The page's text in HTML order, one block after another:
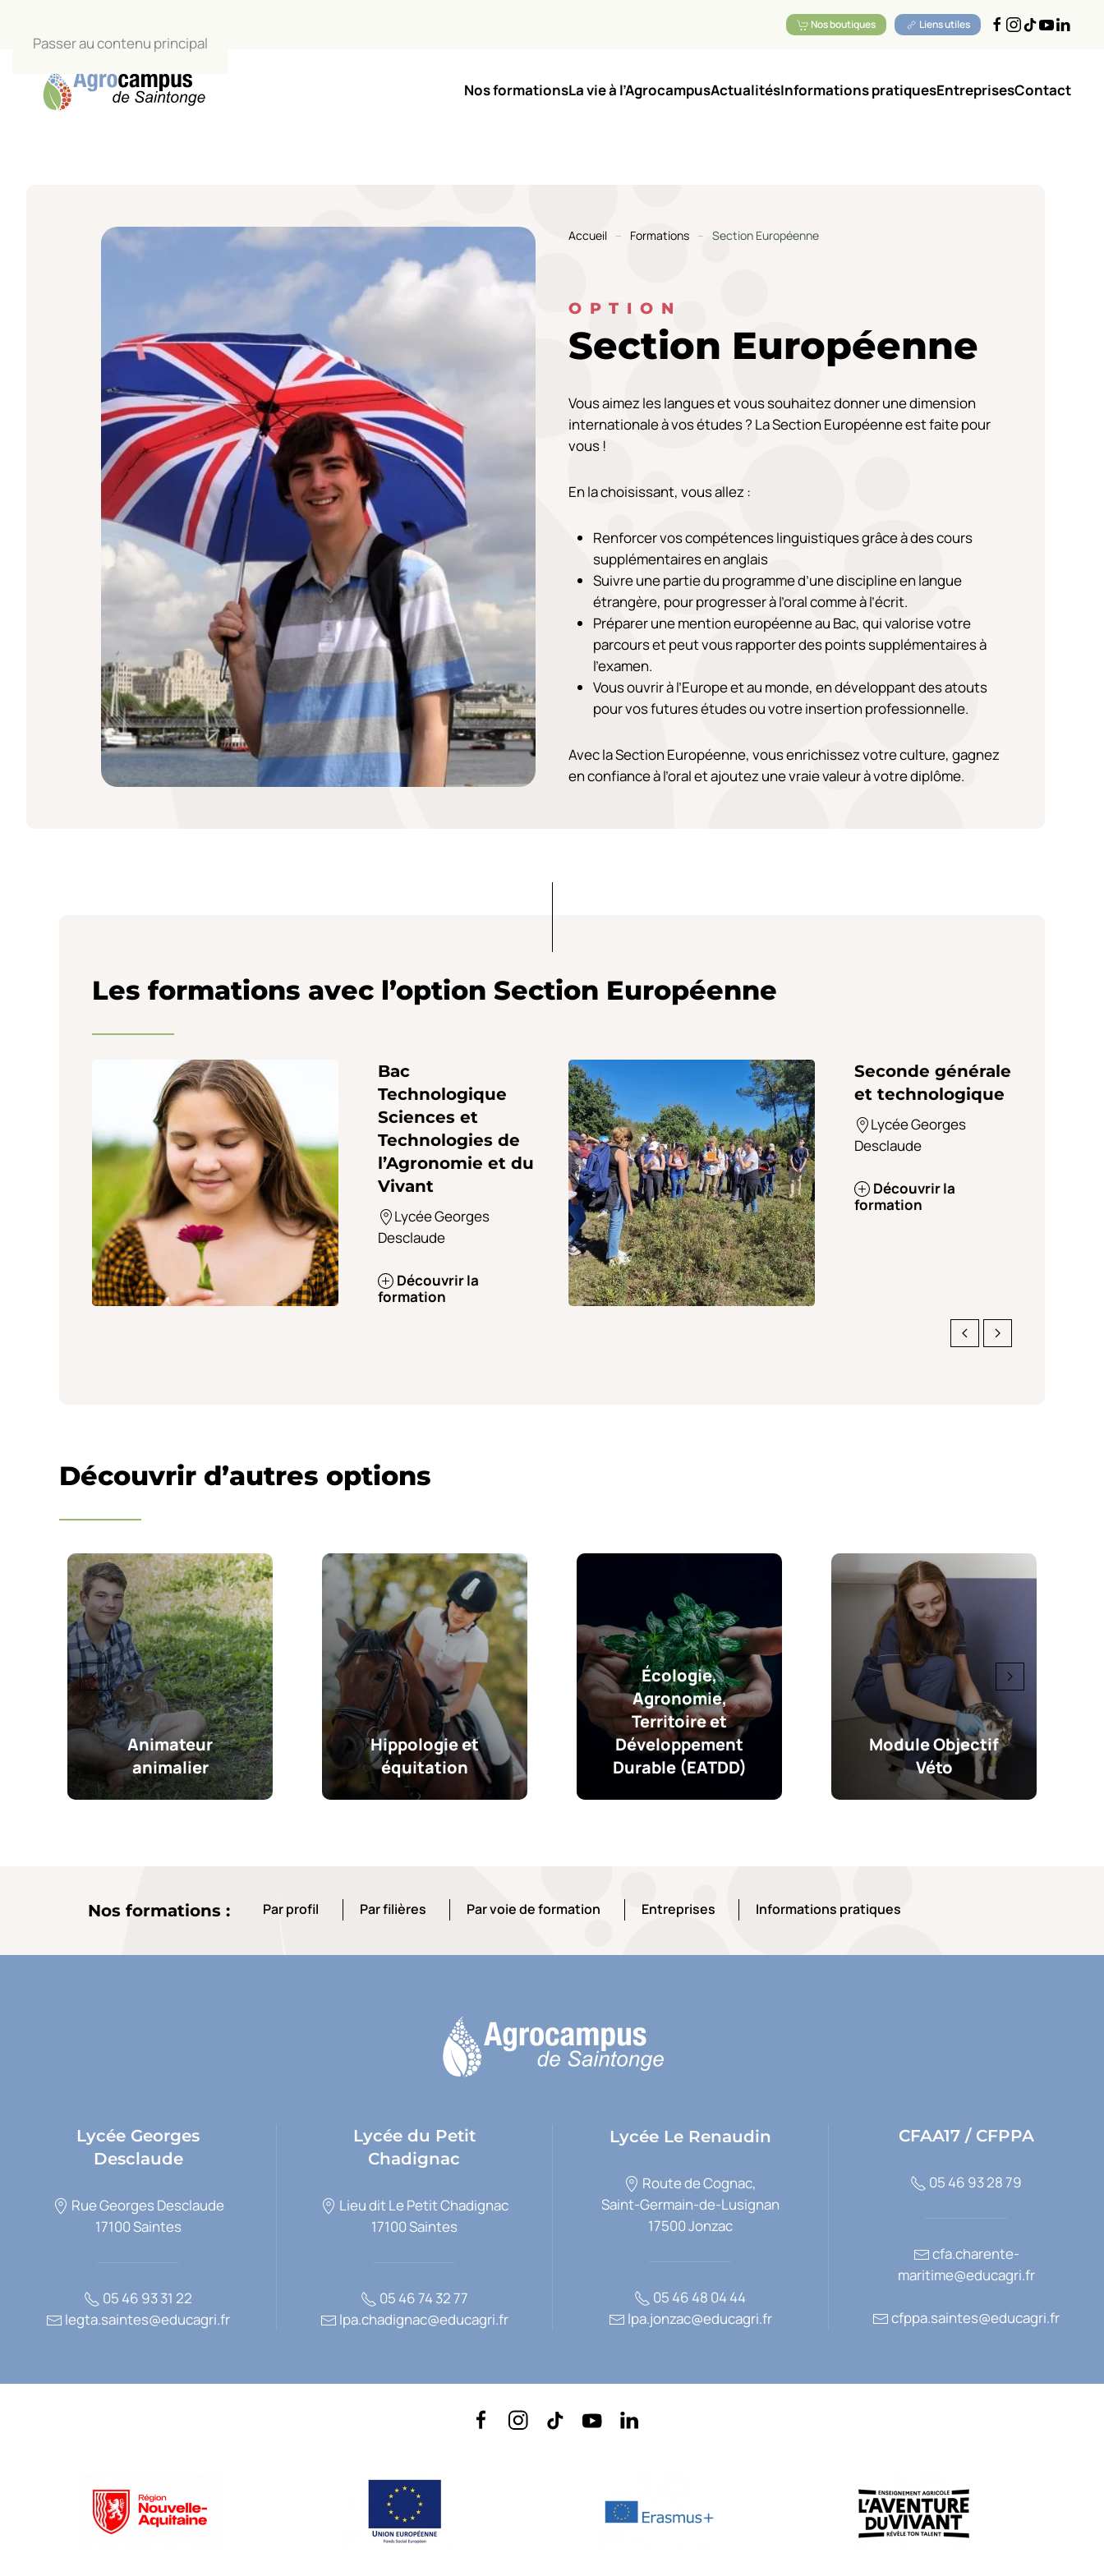
Passer au contenu principal
Nos boutiques Liens utiles
Nos formationsLa vie à l’AgrocampusActualitésInformations pratiquesEntreprisesContact
Accueil Formations Section Européenne
OPTION
Section Européenne
Vous aimez les langues et vous souhaitez donner une dimension
internationale à vos études ? La Section Européenne est faite pour
vous !
En la choisissant, vous allez :
Renforcer vos compétences linguistiques grâce à des cours
supplémentaires en anglais
Suivre une partie du programme d’une discipline en langue
étrangère, pour progresser à l’oral comme à l’écrit.
Préparer une mention européenne au Bac, qui valorise votre
parcours et peut vous rapporter des points supplémentaires à
l’examen.
Vous ouvrir à l’Europe et au monde, en développant des atouts
pour vos futures études ou votre insertion professionnelle.
Avec la Section Européenne, vous enrichissez votre culture, gagnez
en confiance à l’oral et ajoutez une vraie valeur à votre diplôme.
Les formations avec l’option Section Européenne
Bac
Technologique
Sciences et
Technologies de
l’Agronomie et du
Vivant
Lycée Georges
Desclaude
Découvrir la
formation
Seconde générale
et technologique
Lycée Georges
Desclaude
Découvrir la
formation
Découvrir d’autres options
Animateur
animalier
Hippologie et
équitation
Écologie,
Agronomie,
Territoire et
Développement
Durable (EATDD)
Module Objectif
Véto
Nos formations :
Par profil
Par filières
Par voie de formation
Entreprises
Informations pratiques
Lycée Georges
Desclaude
Rue Georges Desclaude
17100 Saintes
05 46 93 31 22
legta.saintes@educagri.fr
Lycée du Petit
Chadignac
Lieu dit Le Petit Chadignac
17100 Saintes
05 46 74 32 77
lpa.chadignac@educagri.fr
Lycée Le Renaudin
Route de Cognac,
Saint-Germain-de-Lusignan
17500 Jonzac
05 46 48 04 44
lpa.jonzac@educagri.fr
CFAA17 / CFPPA
05 46 93 28 79
cfa.charente-
maritime@educagri.fr
cfppa.saintes@educagri.fr